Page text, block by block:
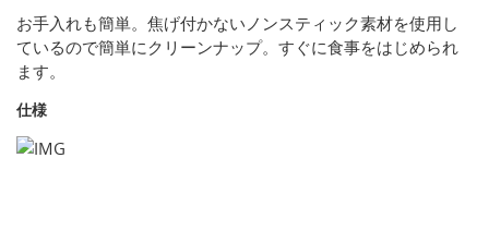
お手入れも簡単。焦げ付かないノンスティック素材を使用し
ているので簡単にクリーンナップ。すぐに食事をはじめられ
ます。
仕様